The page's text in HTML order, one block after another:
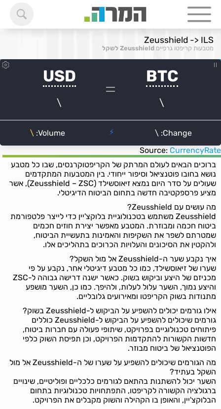
Zeusshield -> ILS
מטבעות קריפטו גרפיים Zeusshield לשקל
Source: CurrencyRate
ברוכים הבאים לעולם המרתק של הקריפטוקרנסים, שבו כל מטבע
נושא בחובו פוטנציאל וסיפור ייחודי. בין המטבעות המתקדמים
שעולים על סדר היום נמצא זיאוסשילד (Zeusshield – ZSC), אשר
מציע פרספקטיבה חדשה בתחום הביטוח הדיגיטלי.
מה עושים עם Zeusshield?
Zeusshield משתמש בטכנולוגיית בלוקצ'יין כדי לייצר פלטפורמת
ביטוח חכמה ומבוזרת. המטבע מאפשר יצירת חוזים חכמים
שמטרתם לשפר את השקיפות והאמינות בתעשיית הביטוח,
ולהקטין את הסיכונים והעלויות הכרוכים בתהליכים אלו.
איך נקבע שער ה-Zeusshield אל מול השקל?
שערו של זיאוסשילד, כמו כל מטבע דיגיטלי אחר, נקבע על פי
מכניזם של היצע וביקוש בשוק. כאשר ישנה דרישה גבוהה ל-ZSC
והיצע נמוך, השער עלול לעלות, ולהיפך. כמו כן, השער מושפע
מתנודות בשוק הקריפטו ומאירועים גלובליים.
אילו גורמים יכולים להשפיע על הביקוש ל-Zeusshield בשוק?
גורמים שיכולים להשפיע על הביקוש ל-Zeusshield כוללים
פיתוחים טכנולוגיים בפרויקט, שיתופי פעולה עם חברות ביטוח,
חדשות הקשורות להתקדמות הפרויקט, וכן תפיסת השוק כלפי
הפוטנציאל של ביטוח מבוזר.
מה הגורמים שיכולים להשפיע על שערו של ה-Zeusshield אל מול
השקל בעתיד?
השער יכול להשתנות בהתאם לגורמים כלכליים ופוליטיים, שינויים
ברגולציה הקשורה לקריפטו, התפתחויות טכנולוגיות בתחום
הבלוקצ'יין, והאופן בו הקהילה והשוק מקבלים את הפרויקט.